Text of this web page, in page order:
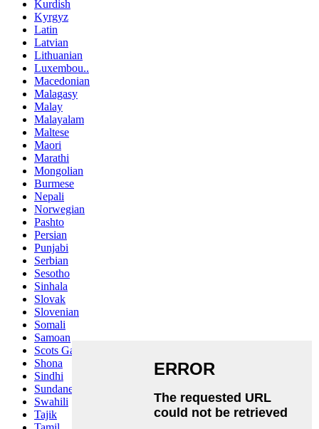
Kurdish
Kyrgyz
Latin
Latvian
Lithuanian
Luxembou..
Macedonian
Malagasy
Malay
Malayalam
Maltese
Maori
Marathi
Mongolian
Burmese
Nepali
Norwegian
Pashto
Persian
Punjabi
Serbian
Sesotho
Sinhala
Slovak
Slovenian
Somali
Samoan
Scots Gaelic
Shona
Sindhi
Sundanese
Swahili
Tajik